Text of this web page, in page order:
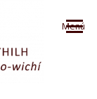
Menú